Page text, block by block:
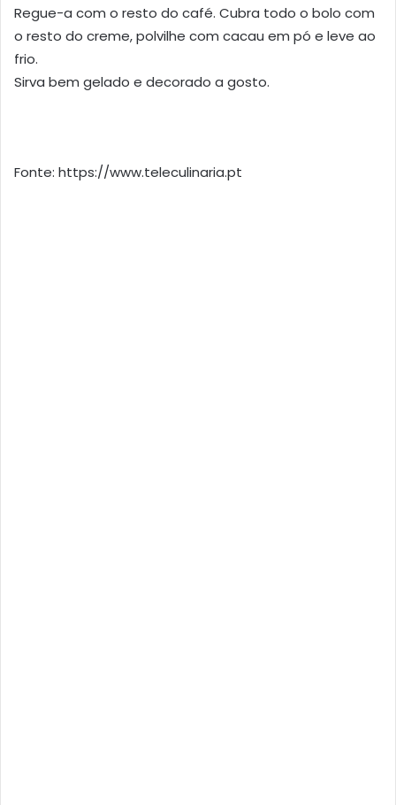
Regue-a com o resto do café. Cubra todo o bolo com
o resto do creme, polvilhe com cacau em pó e leve ao
frio.
Sirva bem gelado e decorado a gosto.
Fonte: https://www.teleculinaria.pt